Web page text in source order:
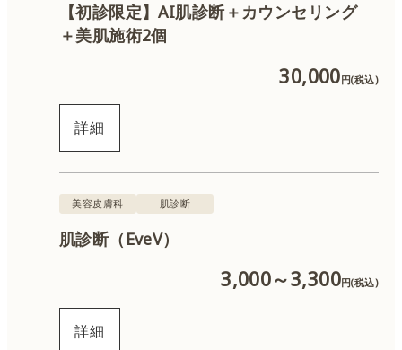
【初診限定】AI肌診断＋カウンセリング
＋美肌施術2個
30,000円(税込)
詳細
美容皮膚科 肌診断
肌診断（EveV）
3,000～3,300円(税込)
詳細